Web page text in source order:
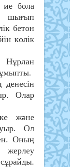
ие бола
шығып
бетон
көлік
Нұрлан
денесін
Олар
және
Ол
Оның
жерлеу